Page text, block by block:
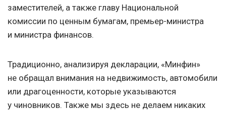
заместителей, а также главу Национальной
комиссии по ценным бумагам, премьер-министра
и министра финансов.
Традиционно, анализируя декларации, «Минфин»
не обращал внимания на недвижимость, автомобили
или драгоценности, которые указываются
у чиновников. Также мы здесь не делаем никаких